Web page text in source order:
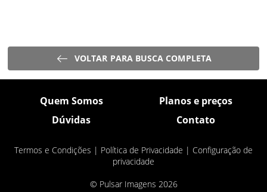
VOLTAR PARA BUSCA COMPLETA
Quem Somos
Planos e preços
Dúvidas
Contato
Termos e Condições | Política de Privacidade | Configuração de
privacidade
© Pulsar Imagens 2026